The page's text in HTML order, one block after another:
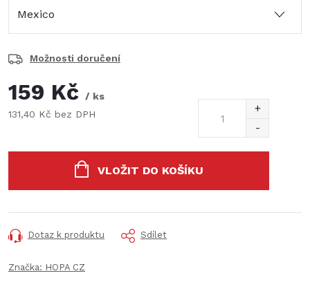
Možnosti doručení
159 Kč
/ ks
131,40 Kč bez DPH
VLOŽIT DO KOŠÍKU
Dotaz k produktu Sdílet
Značka: HOPA CZ